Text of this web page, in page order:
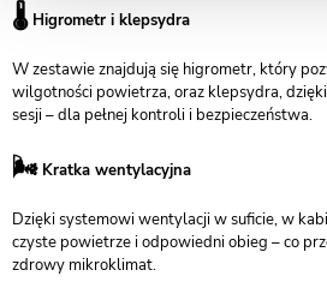
🌡️Higrometr i klepsydra
W zestawie znajdują się higrometr, który
wilgotności powietrza, oraz klepsydra,
sesji – dla pełnej kontroli i bezpieczeństwa.
🌬️Kratka wentylacyjna
Dzięki systemowi wentylacji w suficie, w
czyste powietrze i odpowiedni obieg – co
zdrowy mikroklimat.